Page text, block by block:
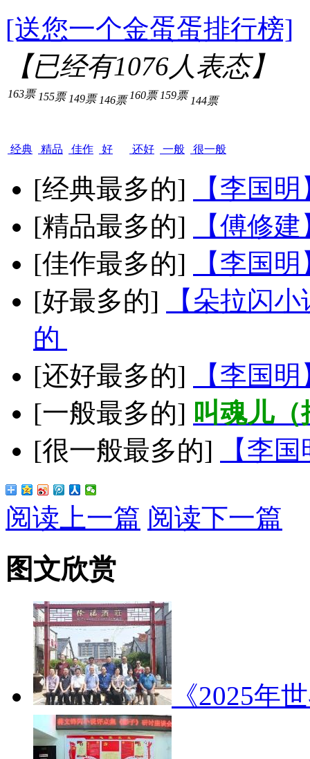
[送您一个金蛋蛋排行榜]
【已经有1076人表态】
163票
经典
155票
精品
149票
佳作
146票
好
160票
还好
159票
一般
144票
很一般
[经典最多的]
【李国
[精品最多的]
【傅修
[佳作最多的]
【李国
[好最多的]
【朵拉闪
的
[还好最多的]
【李国
[一般最多的] 叫魂儿
[很一般最多的]
【李
阅读上一篇 阅读下一篇
图文欣赏
《2025年